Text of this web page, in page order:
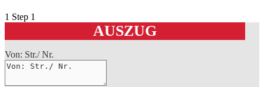
1 Step 1
AUSZUG
Von: Str./ Nr.